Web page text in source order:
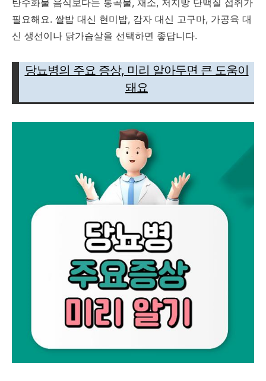
탄수화물 음식보다는 통곡물, 채소, 저지방 단백질 섭취가
필요해요. 쌀밥 대신 현미밥, 감자 대신 고구마, 가공육 대
신 생선이나 닭가슴살을 선택하면 좋답니다.
당뇨병의 주요 증상, 미리 알아두면 큰 도움이
돼요